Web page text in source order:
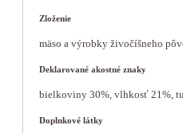
Zloženie
mäso a výrobky živočíšneho
Deklarované akostné znaky
bielkoviny 30%, vlhkosť 21%,
Doplnkové látky